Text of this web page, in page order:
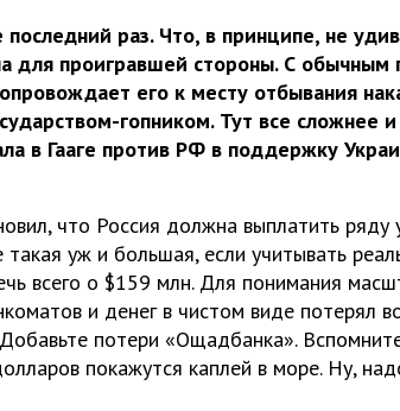
раз. Что, в принципе, не
для проигравшей стороны. С
его к месту отбывания
гопником. Тут все сложнее
в Гааге против РФ в поддержку
что Россия должна выплатить ряду
уж и большая, если учитывать
всего о $159 млн. Для понимания
и денег в чистом виде потерял
потери «Ощадбанка».
покажутся каплей в море. Ну,